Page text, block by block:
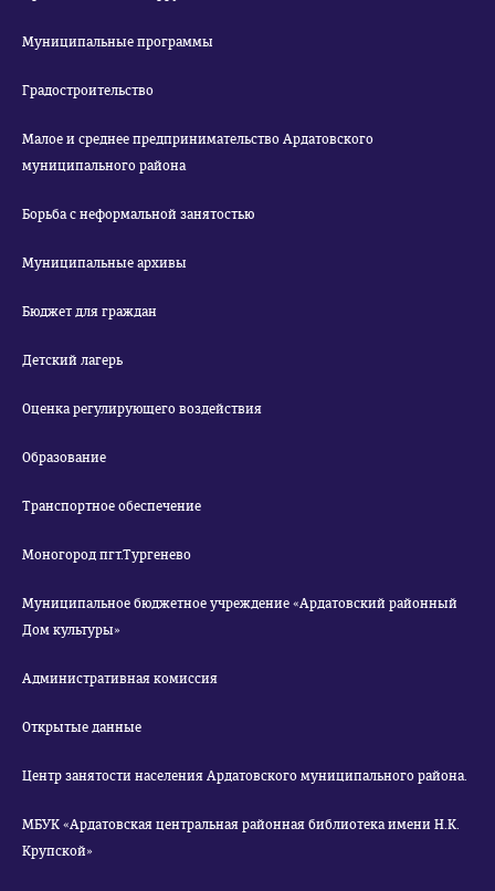
Муниципальные программы
Градостроительство
Малое и среднее предпринимательство Ардатовского
муниципального района
Борьба с неформальной занятостью
Муниципальные архивы
Бюджет для граждан
Детский лагерь
Оценка регулирующего воздействия
Образование
Транспортное обеспечение
Моногород пгт.Тургенево
Муниципальное бюджетное учреждение «Ардатовский районный
Дом культуры»
Административная комиссия
Открытые данные
Центр занятости населения Ардатовского муниципального района.
МБУК «Ардатовская центральная районная библиотека имени Н.К.
Крупской»